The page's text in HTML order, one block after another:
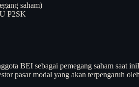
saham)
P2SK
BEI sebagai pemegang saham saat ini
pasar modal yang akan terpengaruh